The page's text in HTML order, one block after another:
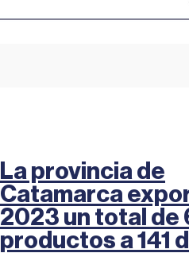
La provincia de
Catamarca
2023 un total de
productos a 141